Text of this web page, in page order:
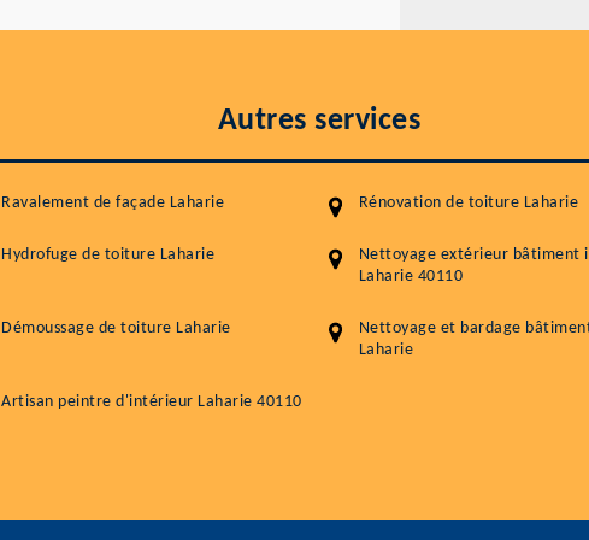
Autres services
Ravalement de façade Laharie Rénovation de toiture Laharie
Hydrofuge de toiture Laharie
Nettoyage extérieur bâtiment
Laharie 40110
Démoussage de toiture Laharie
Nettoyage et bardage
Laharie
Artisan peintre d'intérieur Laharie 40110